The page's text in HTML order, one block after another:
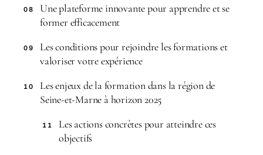
08
Une plateforme innovante pour apprendre et se
former efficacement
09
Les conditions pour rejoindre les formations et
valoriser votre expérience
10
Les enjeux de la formation dans la région de
Seine-et-Marne à horizon 2025
11
Les actions concrètes pour atteindre ces
objectifs